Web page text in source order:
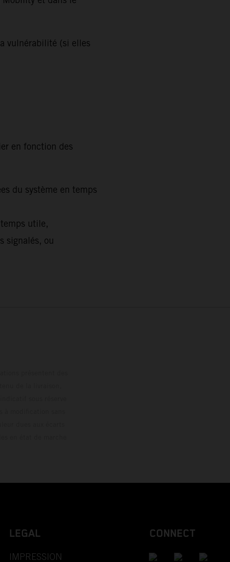
vulnérabilité (si elles
en fonction des
du système en temps
utile,
signalés, ou
LEGAL
IMPRESSION
CONNECT